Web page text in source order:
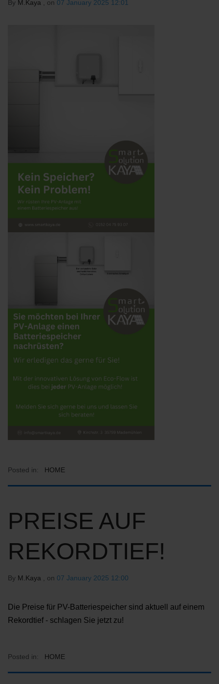
By M.Kaya , on 07 January 2025 12:01
Posted in: HOME
PREISE AUF
REKORDTIEF!
By M.Kaya , on 07 January 2025 12:00
Die Preise für PV-Batteriespeicher sind aktuell auf einem
Rekordtief - schlagen Sie jetzt zu!
Posted in: HOME